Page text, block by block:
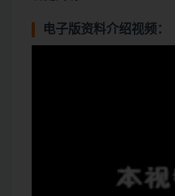
电子版资料介绍视频：